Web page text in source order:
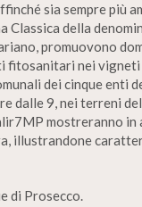
sia sempre più
Classica della
promuovono
fitosanitari nei
dei cinque enti
dalle 9, nei terreni
mostreranno
illustrandone
di Prosecco.